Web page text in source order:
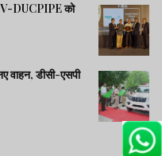
DUCPIPE को
वाहन, डीसी-एसपी